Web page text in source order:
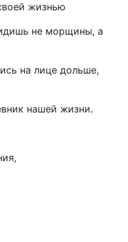
жизнью
не морщины, а
на лице дольше,
нашей жизни.